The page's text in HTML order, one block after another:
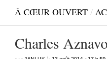
À CŒUR OUVERT /
Charles